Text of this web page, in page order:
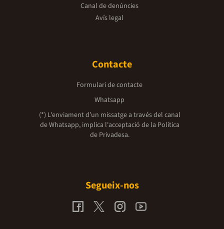
Canal de denúncies
Avís legal
Contacte
Formulari de contacte
Whatsapp
(*) L'enviament d’un missatge a través del canal
de Whatsapp, implica l'acceptació de la Política
de Privadesa.
Segueix-nos